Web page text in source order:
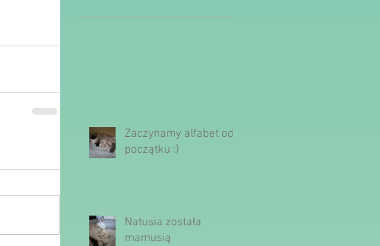
Zaczynamy alfabet od
początku :)
Natusia została
mamusią